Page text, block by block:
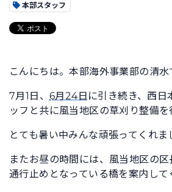
本部スタッフ
こんにちは。本部海外事業部の清水
7月1日、 6月24日 に引き続き、西日
ッフと共に風当地区の草刈り整備を
とても暑い中みんな頑張ってくれま
またお昼の時間には、風当地区の区
通行止めとなっている橋を案内して